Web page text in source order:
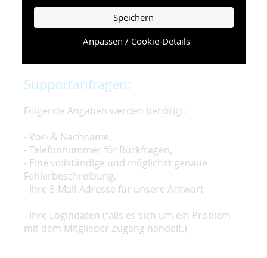
Speichern
Anpassen / Cookie-Details
Die schnellste Hilfe finden Sie auf unserer
Seite, die die häufig gestellten Fragen
Supportanfragen:
Folgende Angaben werden benötigt:
- Vor- & Nachname,
- Telefonnummer für Rückfragen,
- Eine vollständige und möglichst genaue
Fehlerbeschreibung,
- Ihre E-Mail-Adresse für unsere Antwort
- Ihre Logindaten (falls es sich um ein Problem
mit dem Mitglieder Zugang handelt.)